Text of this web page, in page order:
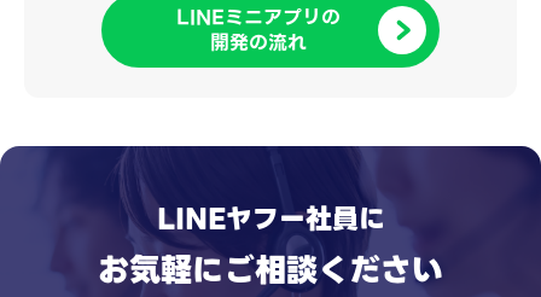
LINEミニアプリの
開発の流れ
LINEヤフー社員に
お気軽にご相談ください